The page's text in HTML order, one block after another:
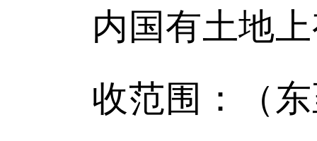
内国有土地
收范围：（